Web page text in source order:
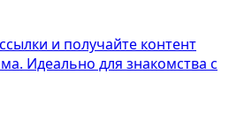
и получайте контент
Идеально для знакомства с